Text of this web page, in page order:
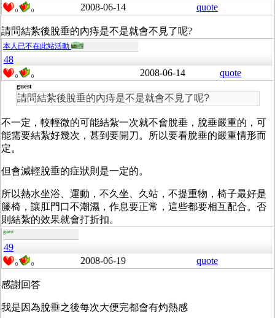
0 0 2008-06-14 quote
請問結紮後脫垂的內痔是不是就會不見了呢?
本人已不在此站活動
48
0 0 2008-06-14 quote
guest
請問結紮後脫垂的內痔是不是就會不見了呢?
不一定，較輕微的可能結紮一次就不會脫垂，脫垂嚴重的，可
能需要結紮好幾次，甚到要開刀。所以要看脫垂的嚴重情形而
定。
但會減輕脫垂的症狀則是一定的。
所以熱水坐浴、運動，不久坐、久站，不提重物，椅子最好是
籐椅，讓肛門口不潮濕，作息要正常，這些都要相互配合。否
則結紮的效果就會打折扣。
guest
49
0 0 2008-06-19 quote
感謝回答
我是因為脫垂之後每次大便完都會有灼熱感